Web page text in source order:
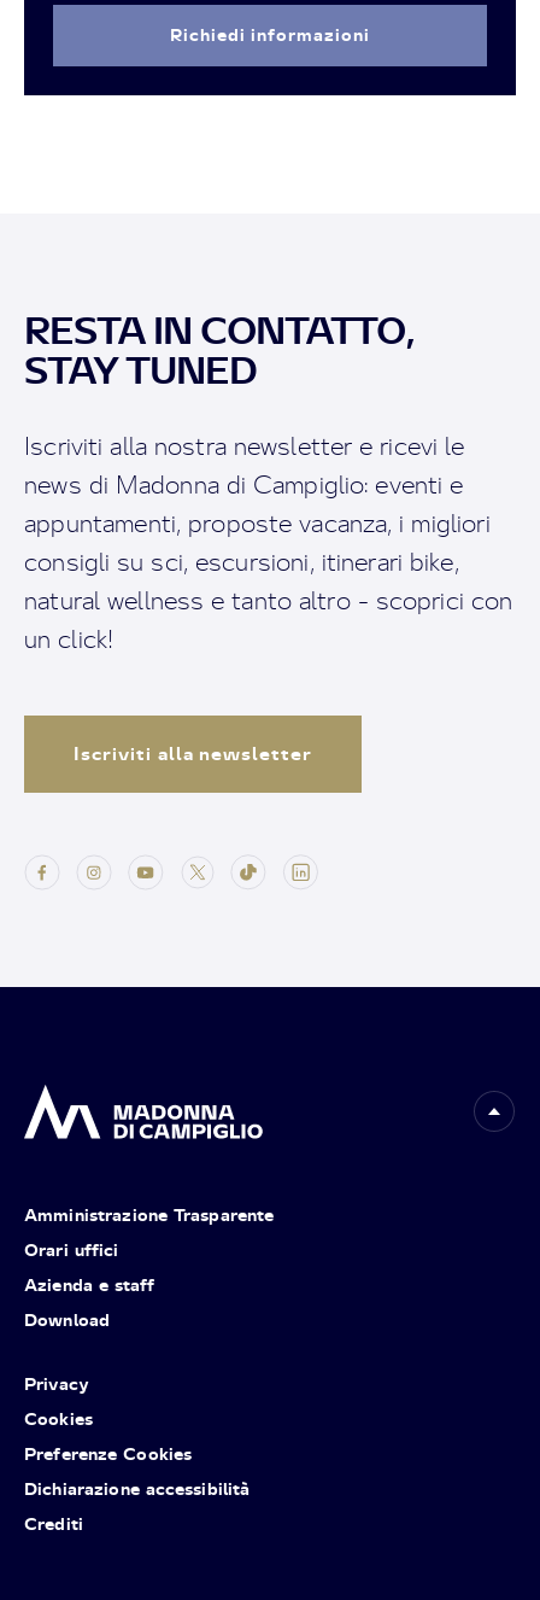
Richiedi informazioni
RESTA IN CONTATTO,
STAY TUNED
Iscriviti alla nostra newsletter e ricevi le
news di Madonna di Campiglio: eventi e
appuntamenti, proposte vacanza, i migliori
consigli su sci, escursioni, itinerari bike,
natural wellness e tanto altro - scoprici con
un click!
Iscriviti alla newsletter
Amministrazione Trasparente
Orari uffici
Azienda e staff
Download
Privacy
Cookies
Preferenze Cookies
Dichiarazione accessibilità
Crediti